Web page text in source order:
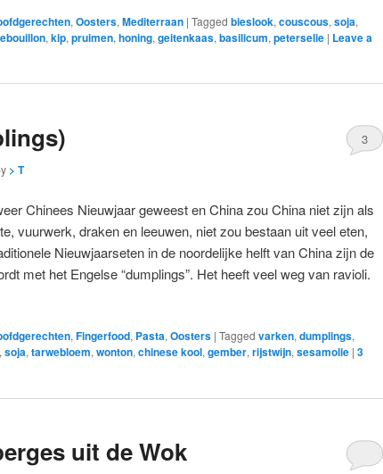
, Oosters, Mediterraan | Tagged bieslook, couscous, soja,
, kip, pruimen, honing, geitenkaas, basilicum, peterselie | Leave a
> T
3
Chinees Nieuwjaar geweest en China zou China niet zijn als
vuurwerk, draken en leeuwen, niet zou bestaan uit veel eten,
Nieuwjaarseten in de noordelijke helft van China zijn de
met het Engelse “dumplings”. Het heeft veel weg van ravioli.
, Fingerfood, Pasta, Oosters | Tagged varken, dumplings,
, soja, tarwebloem, wonton, chinese kool, gember, rijstwijn, sesamolie | 3
uit de Wok